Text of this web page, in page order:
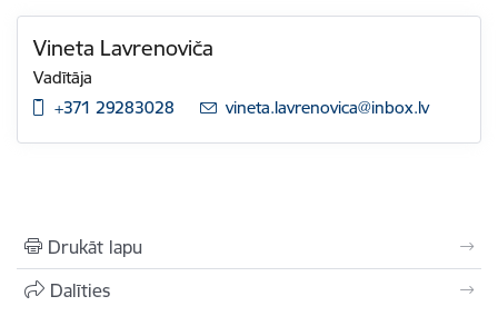
Vineta Lavrenoviča
Vadītāja
+371 29283028
E-pasts:
vineta.lavrenovica@inbox.lv
Drukāt lapu
Dalīties